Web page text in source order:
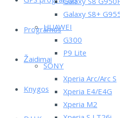
Programos
Žaidimai
Knygos
Galaxy S8+
HUAWEI
G300
P9 Lite
SONY
Xperia Arc/Arc S
Xperia E4/E4G
Xperia M2